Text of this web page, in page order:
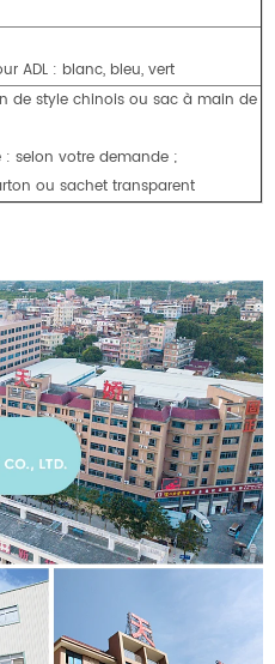
ADL : blanc, bleu, vert
de style chinois ou sac à main de
selon votre demande ;
ou sachet transparent